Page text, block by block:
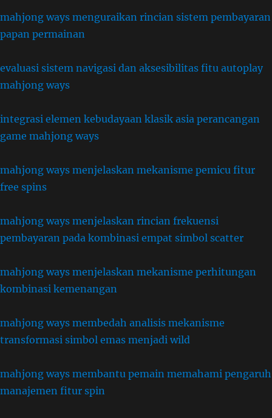
mahjong ways menguraikan rincian sistem pembayaran
papan permainan
evaluasi sistem navigasi dan aksesibilitas fitu autoplay
mahjong ways
integrasi elemen kebudayaan klasik asia perancangan
game mahjong ways
mahjong ways menjelaskan mekanisme pemicu fitur
free spins
mahjong ways menjelaskan rincian frekuensi
pembayaran pada kombinasi empat simbol scatter
mahjong ways menjelaskan mekanisme perhitungan
kombinasi kemenangan
mahjong ways membedah analisis mekanisme
transformasi simbol emas menjadi wild
mahjong ways membantu pemain memahami pengaruh
manajemen fitur spin